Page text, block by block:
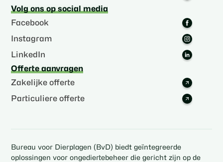
Volg ons op social media
Facebook
Instagram
LinkedIn
Offerte aanvragen
Zakelijke offerte
Particuliere offerte
Bureau voor Dierplagen (BvD) biedt geïntegreerde
oplossingen voor ongediertebeheer die gericht zijn op de